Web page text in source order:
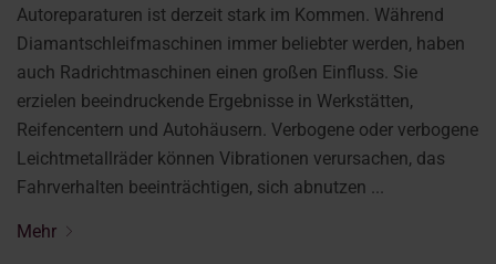
Autoreparaturen ist derzeit stark im Kommen. Während
Diamantschleifmaschinen immer beliebter werden, haben
auch Radrichtmaschinen einen großen Einfluss. Sie
erzielen beeindruckende Ergebnisse in Werkstätten,
Reifencentern und Autohäusern. Verbogene oder verbogene
Leichtmetallräder können Vibrationen verursachen, das
Fahrverhalten beeinträchtigen, sich abnutzen ...
Mehr